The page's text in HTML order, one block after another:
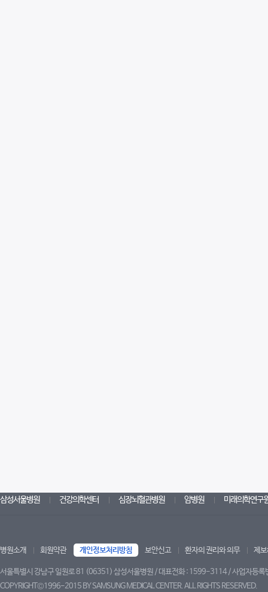
삼성서울병원 건강의학센터 심장뇌혈관병원 암병원 미래의학연구
병원소개 회원약관 개인정보처리방침 보안신고 환자의 권리와 의무 제
서울특별시 강남구 일원로 81 (06351) 삼성서울병원 / 대표전화 : 1599-3114 / 사업자등
COPYRIGHT©1996-2015 BY SAMSUNG MEDICAL CENTER. ALL RIGHTS RESERVED.